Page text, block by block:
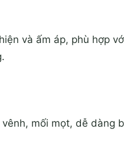
và ấm áp, phù hợp
mối mọt, dễ dàng